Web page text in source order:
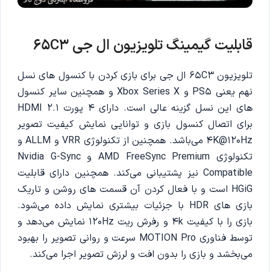
قابلیت گیمینگ تلویزیون ال جی 65C3
تلویزیون 65C3 ال جی برای بازی کردن با کنسول های نسل
نهم یعنی PS5 و Xbox Series X و همچنین سایر کنسول
های این نسل گزینه عالی است. دارای 4 پورت HDMI 2.1
برای اتصال کنسول بازی و توانایی نمایش کیفیت تصویر
4K@120Hz می‌باشد. همچنین از تکنولوژی VRR و ALLM و
تکنولوژی AMD FreeSync Premium و Nvidia G-Sync
Compatible نیز پشتیبانی می‌کند. همچنین دارای قابلیت
HGiG است و با فعال کردن آن قسمت های روشن و تاریک
بازی های HDR با جزئیات بیشتری نمایش داده می‌شود.
بازی را با کیفیت 4k و رفرش ریت 120Hz نمایش می‌دهد و
توسط فناوری MOTION Pro سرعت و روانی تصویر را بهبود
می‌بخشد و بازی را بدون افت و لرزش تصویر اجرا می‌‌کند.